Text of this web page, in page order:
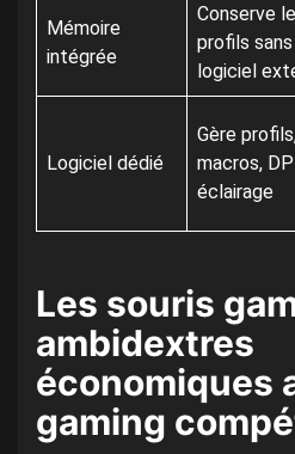
Mémoire
intégrée
Conserve
profils sans
logiciel
Logiciel dédié
Gère
macros,
éclairage
Les souris
ambidextres
économiques
gaming